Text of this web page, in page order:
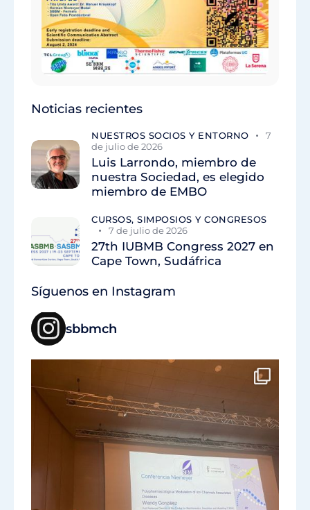
Noticias recientes
NUESTROS SOCIOS Y ENTORNO
7
de julio de 2026
Luis Larrondo, miembro de
nuestra Sociedad, es elegido
miembro de EMBO
CURSOS, SIMPOSIOS Y CONGRESOS
7 de julio de 2026
27th IUBMB Congress 2027 en
Cape Town, Sudáfrica
Síguenos en Instagram
sbbmch